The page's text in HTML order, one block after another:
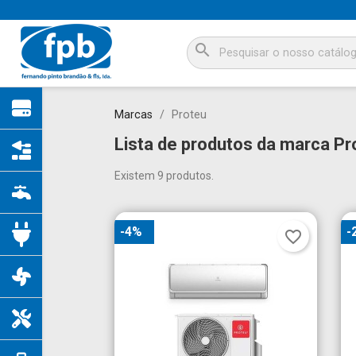
search
Marcas Proteu
Lista de produtos da marca
Existem 9 produtos.
-4% favorite_border -